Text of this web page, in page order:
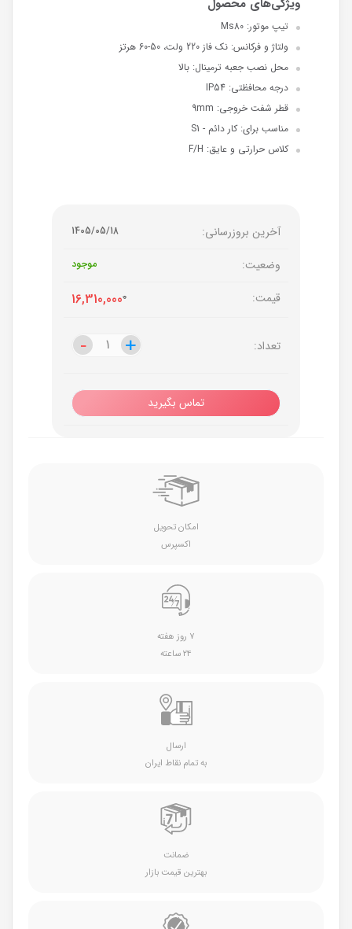
تیپ موتور: Ms80
ولتاژ و فرکانس: نک فاز 220 ولت، 50-60 هرتز
محل نصب جعبه ترمینال: بالا
درجه محافظتی: IP54
قطر شفت خروجی: 9mm
مناسب برای: کار دائم - S1
کلاس حرارتی و عایق: F/H
آخرین بروزرسانی: 1405/05/18
وضعیت: موجود
قیمت: 16,310,0000
تعداد: +
- +
-
تماس بگیرید
امکان تحویل
اکسپرس
۷ روز هفته
۲۴ ساعته
ارسال
به تمام نقاط ایران
ضمانت
بهترین قیمت بازار